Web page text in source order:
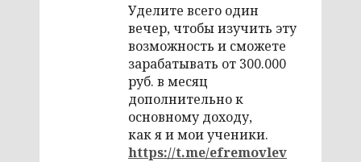
Уделите всего один
вечер, чтобы изучить эту
возможность и сможете
зарабатывать от 300.000
руб. в месяц
дополнительно к
основному доходу,
как я и мои ученики.
https://t.me/efremovlev